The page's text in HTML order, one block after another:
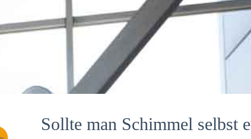
Sollte man Schimmel selbst